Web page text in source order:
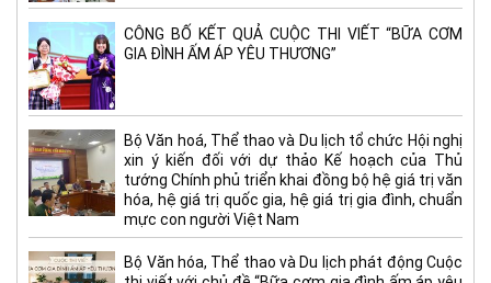
CÔNG BỐ KẾT QUẢ CUỘC THI VIẾT “BỮA CƠM
GIA ĐÌNH ẤM ÁP YÊU THƯƠNG”
Bộ Văn hoá, Thể thao và Du lịch tổ chức Hội nghị
xin ý kiến đối với dự thảo Kế hoạch của Thủ
tướng Chính phủ triển khai đồng bộ hệ giá trị văn
hóa, hệ giá trị quốc gia, hệ giá trị gia đình, chuẩn
mực con người Việt Nam
Bộ Văn hóa, Thể thao và Du lịch phát động Cuộc